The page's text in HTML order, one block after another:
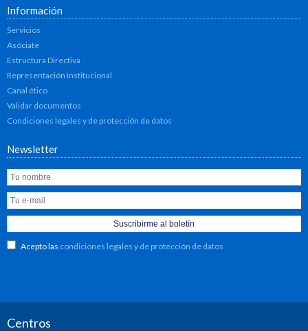
Información
Servicios
Asóciate
Estructura Directiva
Representación Institucional
Canal ético
Validar documentos
Condiciones legales y de protección de datos
Newsletter
Acepto las condiciones legales y de protección de datos
Centros